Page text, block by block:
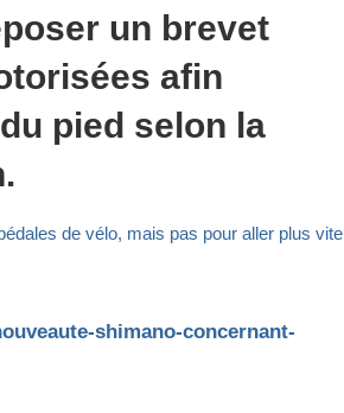
un brevet
afin
pied selon la
de vélo, mais pas pour aller plus vite
shimano-concernant-